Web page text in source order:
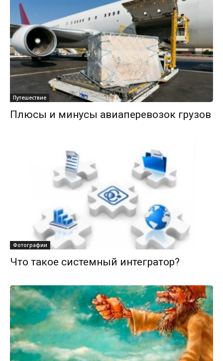
Путешествие
Плюсы и минусы авиаперевозок грузов
Фотографии
Что такое системный интегратор?